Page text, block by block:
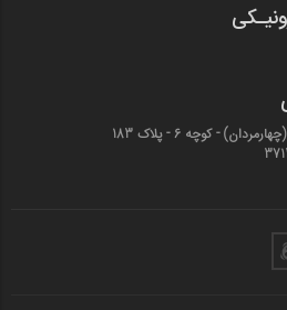
قم - خیابان انقلاب (چهارمردان)‌ - کوچه 6 - پلاک 183